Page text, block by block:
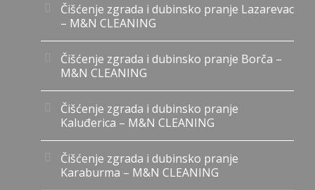
Čišćenje zgrada i dubinsko pranje Lazarevac
– M&N CLEANING
Čišćenje zgrada i dubinsko pranje Borča –
M&N CLEANING
Čišćenje zgrada i dubinsko pranje
Kaluđerica – M&N CLEANING
Čišćenje zgrada i dubinsko pranje
Karaburma – M&N CLEANING